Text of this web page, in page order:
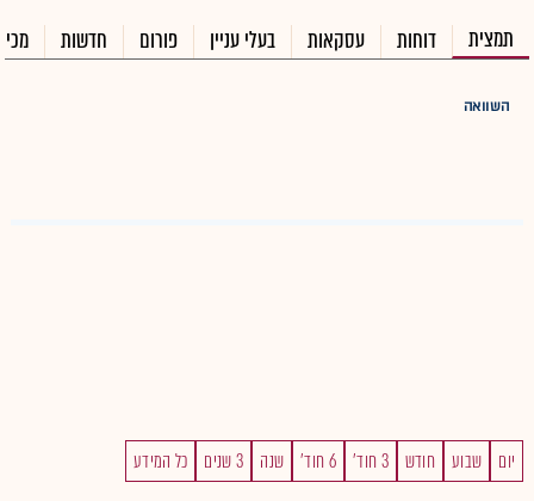
תמצית דוחות עסקאות בעלי עניין פורום חדשות
השוואה
יום שבוע חודש 3 חוד' 6 חוד' שנה 3 שנים כל המידע